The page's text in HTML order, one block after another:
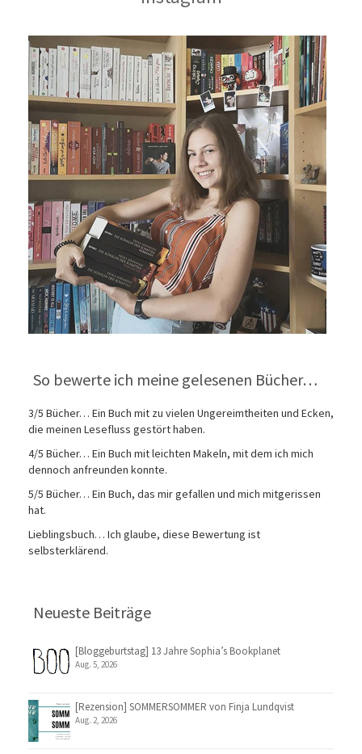
So bewerte ich meine gelesenen Bücher…
3/5 Bücher… Ein Buch mit zu vielen Ungereimtheiten und Ecken,
die meinen Lesefluss gestört haben.
4/5 Bücher… Ein Buch mit leichten Makeln, mit dem ich mich
dennoch anfreunden konnte.
5/5 Bücher… Ein Buch, das mir gefallen und mich mitgerissen
hat.
Lieblingsbuch… Ich glaube, diese Bewertung ist
selbsterklärend.
Neueste Beiträge
[Bloggeburtstag] 13 Jahre Sophia’s Bookplanet
Aug. 5, 2026
[Rezension] SOMMERSOMMER von Finja Lundqvist
Aug. 2, 2026